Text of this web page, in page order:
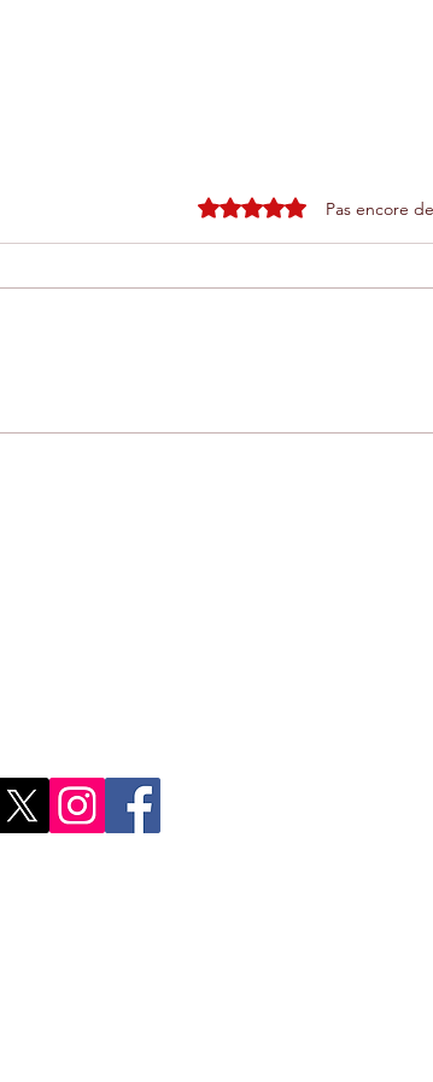
Sika marque le décollage du
Noté 0 étoile sur 5.
Pas encore